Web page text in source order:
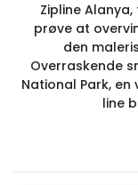
Zipline
prøve at
den
Overraskende
National Park,
line